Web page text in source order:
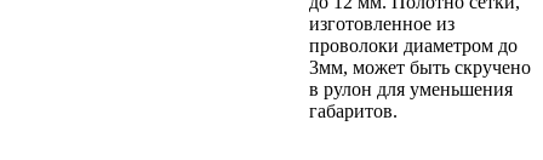
изготовленное из
проволоки диаметром до
3мм, может быть скручено
в рулон для уменьшения
габаритов.